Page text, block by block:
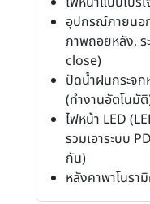
อุปกรณ์ภายนอ
ภาพถอยหลัง,
close)
ปัดน้ำฝนกระจ
(ทำงานอัตโนมั
ไฟหน้า LED
รวมเอาระบบ
กัน)
หลังคาพาโนรา